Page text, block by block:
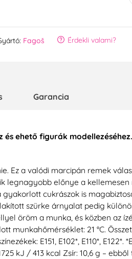
Fagoš Érdekli valami?
Garancia
ehető figurák
Ez a valódi marcipán remek
legnagyobb előnye a kellemesen
cukrászok is
szürke árnyalat pedig
öröm a munka, és közben az
munkahőmérséklet: 21 °C.
E151, E102*, E110*, E122*.
kJ / 413 kcal Zsír: 10,6 g – ebből